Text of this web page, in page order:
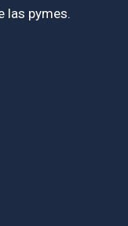
las pymes.